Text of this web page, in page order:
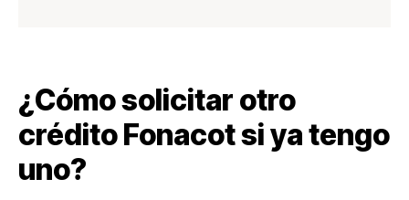
¿Cómo solicitar otro
crédito Fonacot si ya tengo
uno?